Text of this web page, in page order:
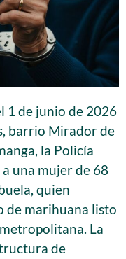
1 de junio de 2026
barrio Mirador de
la Policía
una mujer de 68
quien
de marihuana listo
La
de